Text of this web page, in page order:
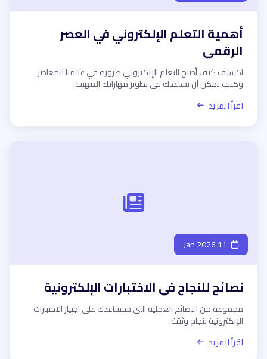
أهمية التعلم الإلكتروني في العصر
الرقمي
اكتشف كيف أصبح التعلم الإلكتروني ضرورة في عالمنا المعاصر
وكيف يمكن أن يساعدك في تطوير مهاراتك المهنية.
اقرأ المزيد
نصائح للنجاح في الاختبارات الإلكترونية
مجموعة من النصائح العملية التي ستساعدك على اجتياز الاختبارات
الإلكترونية بنجاح وثقة.
اقرأ المزيد